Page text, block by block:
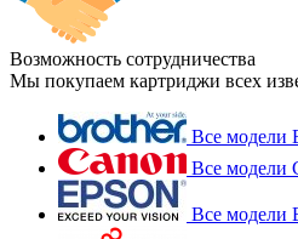
Возможность сотрудничества
Мы покупаем картриджи всех
Все модели
Все модели
Все модели